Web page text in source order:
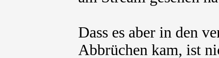
Dass es aber in den
Abbrüchen kam, ist